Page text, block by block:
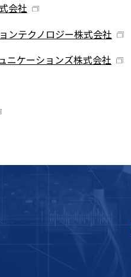
会社
ンテクノロジー株式会社
ニケーションズ株式会社